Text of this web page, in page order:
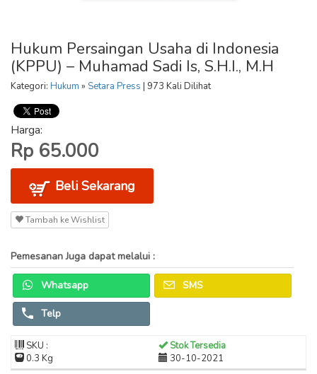
Hukum Persaingan Usaha di Indonesia
(KPPU) – Muhamad Sadi Is, S.H.I., M.H
Kategori: Hukum » Setara Press | 973 Kali Dilihat
Harga:
Rp 65.000
Beli Sekarang
Tambah ke Wishlist
Pemesanan Juga dapat melalui :
Whatsapp SMS
Telp
SKU :
Stok Tersedia
0.3 Kg
30-10-2021